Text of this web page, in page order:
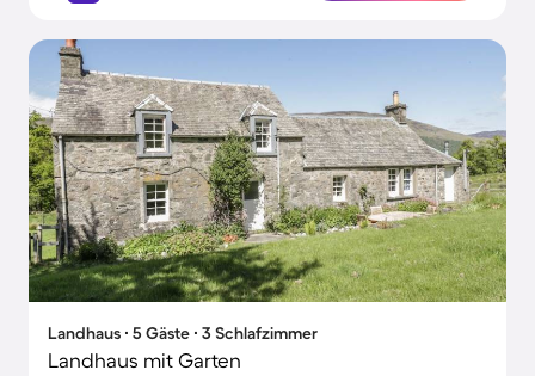
Landhaus ∙ 5 Gäste ∙ 3 Schlafzimmer
Landhaus mit Garten